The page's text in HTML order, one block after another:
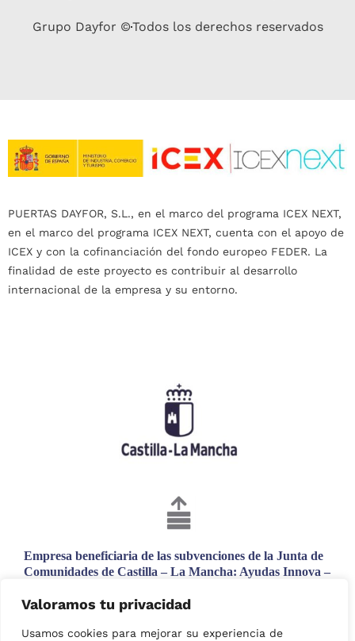
Valoramos tu privacidad
Usamos cookies para mejorar su experiencia de
Grupo Dayfor ©Todos los derechos reservados
PUERTAS DAYFOR, S.L., en el marco del programa ICEX NEXT,
en el marco del programa ICEX NEXT, cuenta con el apoyo de
ICEX y con la cofinanciación del fondo europeo FEDER. La
finalidad de este proyecto es contribuir al desarrollo
internacional de la empresa y su entorno.
Empresa beneficiaria de las subvenciones de la Junta de
Comunidades de Castilla – La Mancha: Ayudas Innova –
cofinanciada en un 80 % por el Fondo Europeo de
N.º de expediente: 13/23/IN/024